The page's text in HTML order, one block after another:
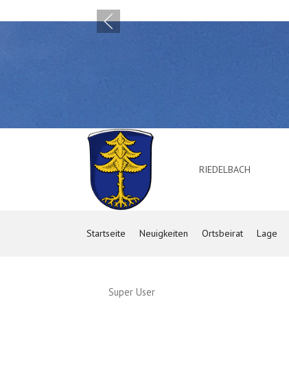
RIEDELBACH
Startseite Neuigkeiten Ortsbeirat Lage
Super User